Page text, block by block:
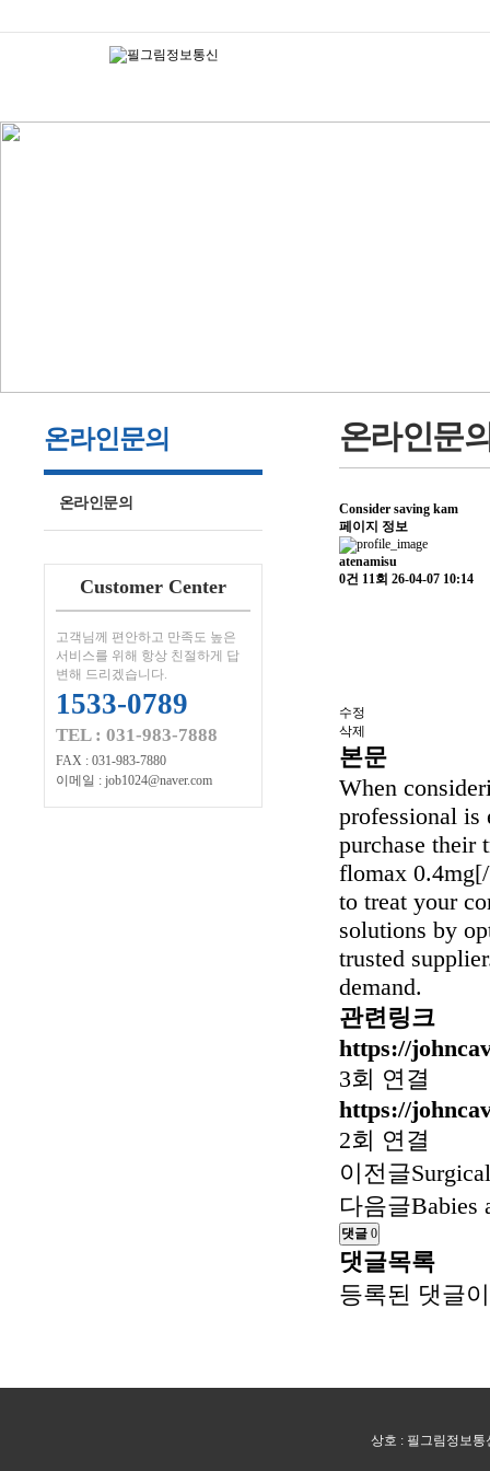
온라인문의
온라인문의
Customer Center
고객님께 편안하고 만족도 높은
서비스를 위해 항상 친절하게 답
변해 드리겠습니다.
1533-0789
TEL : 031-983-7888
FAX : 031-983-7880
이메일 : job1024@naver.com
온라인문
Consider saving kam
페이지 정보
atenamisu
0건 11회 26-04-07 10:14
수정
삭제
본문
When
professional is
purchase their
flomax
to treat your
solutions by
trusted
demand.
관련링크
https://
3회 연결
https://
2회 연결
이전글
다음글Babies
댓글 0
댓글목록
등록된 댓글
상호 : 필그림정보